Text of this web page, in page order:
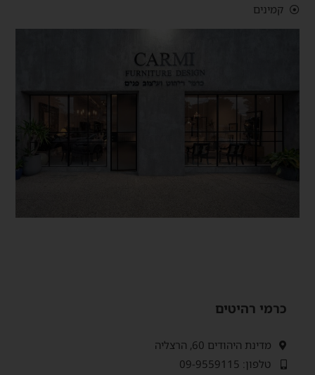
קמינים
כרמי רהיטים
מדינת היהודים 60, הרצליה
טלפון: 09-9559115